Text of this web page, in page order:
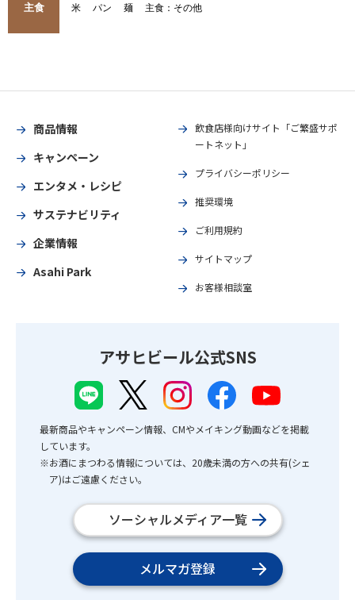
主食 米 パン 麺 主食：その他
商品情報
キャンペーン
エンタメ・レシピ
サステナビリティ
企業情報
Asahi Park
飲食店様向けサイト「ご繁盛サポ
ートネット」
プライバシーポリシー
推奨環境
ご利用規約
サイトマップ
お客様相談室
アサヒビール公式SNS
最新商品やキャンペーン情報、CMやメイキング動画などを掲載
しています。
※お酒にまつわる情報については、20歳未満の方への共有(シェ
ア)はご遠慮ください。
ソーシャルメディア一覧
メルマガ登録